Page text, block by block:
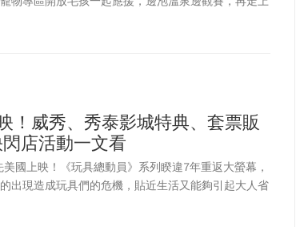
本到台灣，感受球賽之外的不同樂趣。
！威秀、秀泰影城特典、套票販
店活動一文看
國上映！《玩具總動員》系列睽違7年重返大螢幕，
出現造成玩具們的危機，貼近生活又能夠引起大人省
紛紛祭出首周上映特典、限定套票、特別場次等，讓